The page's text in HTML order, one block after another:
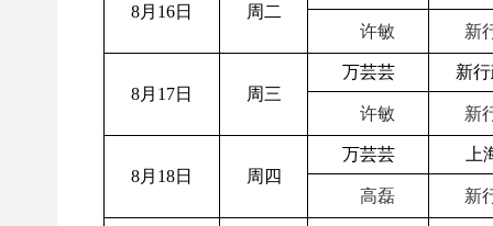
8月16日 周二
许敏 新
8月17日 周三
万芸芸 新
许敏 新
8月18日 周四
万芸芸
高磊 新